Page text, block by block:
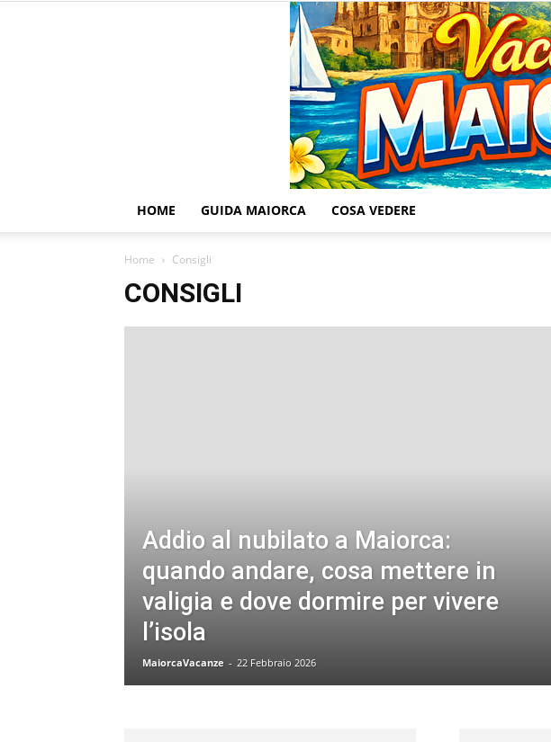
HOME GUIDA MAIORCA COSA VEDERE
Home Consigli
CONSIGLI
Addio al nubilato a Maiorca:
quando andare, cosa mettere in
valigia e dove dormire per vivere
l’isola
MaiorcaVacanze - 22 Febbraio 2026